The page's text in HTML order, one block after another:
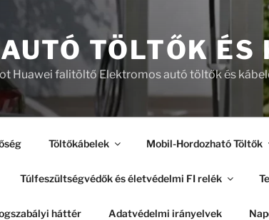
TÖLTŐK ÉS
Huawei falitöltő Elektromos autó töltők és
Töltőkábelek Mobil-Hordozható Töltők
Túlfeszültségvédők és életvédelmi FI relék
háttér Adatvédelmi irányelvek